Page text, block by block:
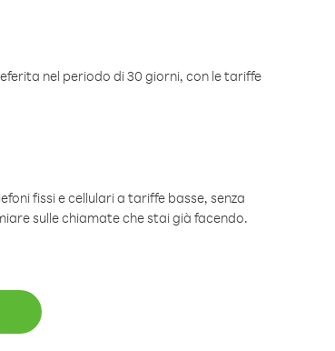
nel periodo di 30 giorni, con le tariffe
fissi e cellulari a tariffe basse, senza
sulle chiamate che stai già facendo.